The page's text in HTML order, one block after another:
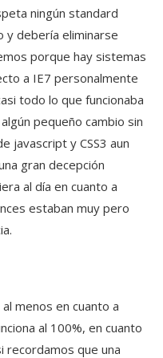
ningún standard
debería eliminarse
porque hay sistemas
a IE7 personalmente
todo lo que funcionaba
pequeño cambio sin
javascript y CSS3 aun
gran decepción
al día en cuanto a
estaban muy pero
menos en cuanto a
al 100%, en cuanto
recordamos que una